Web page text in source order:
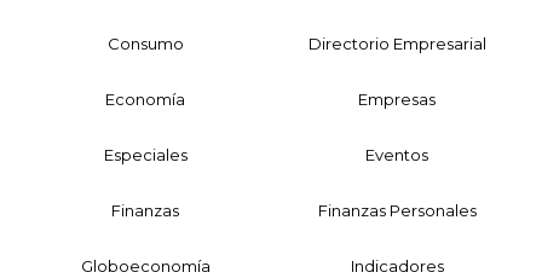
Consumo Directorio Empresarial
Economía Empresas
Especiales Eventos
Finanzas Finanzas Personales
Globoeconomía Indicadores